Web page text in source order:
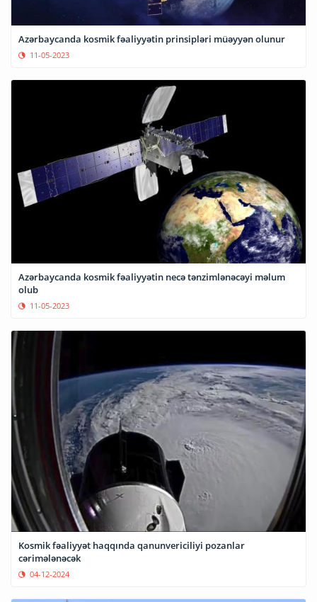
Azərbaycanda kosmik fəaliyyətin prinsipləri müəyyən olunur
11-05-2023
Azərbaycanda kosmik fəaliyyətin necə tənzimlənəcəyi məlum
olub
11-05-2023
Kosmik fəaliyyət haqqında qanunvericiliyi pozanlar
cərimələnəcək
04-12-2024